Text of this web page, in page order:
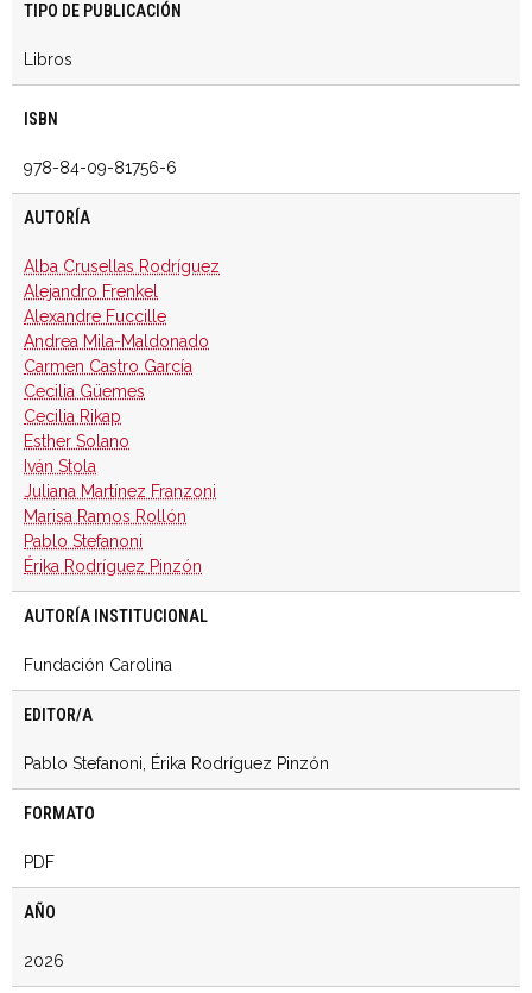
TIPO DE PUBLICACIÓN
Libros
ISBN
978-84-09-81756-6
AUTORÍA
Alba Crusellas Rodríguez
Alejandro Frenkel
Alexandre Fuccille
Andrea Mila-Maldonado
Carmen Castro García
Cecilia Güemes
Cecilia Rikap
Esther Solano
Iván Stola
Juliana Martínez Franzoni
Marisa Ramos Rollón
Pablo Stefanoni
Érika Rodríguez Pinzón
AUTORÍA INSTITUCIONAL
Fundación Carolina
EDITOR/A
Pablo Stefanoni, Érika Rodríguez Pinzón
FORMATO
PDF
AÑO
2026